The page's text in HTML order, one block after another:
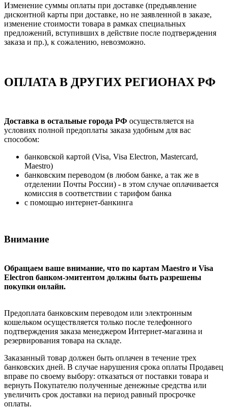
Изменение суммы оплаты при доставке (предъявление
дисконтной карты при доставке, но не заявленной в заказе,
изменение стоимости товара в рамках специальных
предложений, вступивших в действие после подтверждения
заказа и пр.), к сожалению, невозможно.
ОПЛАТА В ДРУГИХ РЕГИОНАХ РФ
Доставка в остальные города РФ осуществляется на
условиях полной предоплаты заказа удобным для вас
способом:
банковской картой (Visa, Visa Electron, Mastercard,
Maestro)
банковским переводом (в любом банке, а так же в
отделении Почты России) - в этом случае оплачивается
комиссия в соответствии с тарифом банка
с помощью интернет-банкинга
Внимание
Обращаем ваше внимание, что по картам Maestro и Visa
Electron банком-эмитентом должны быть разрешены
покупки онлайн.
Предоплата банковским переводом или электронным
кошельком осуществляется только после телефонного
подтверждения заказа менеджером Интернет-магазина и
резервирования товара на складе.
Заказанный товар должен быть оплачен в течение трех
банковских дней. В случае нарушения срока оплаты Продавец
вправе по своему выбору: отказаться от поставки товара и
вернуть Покупателю полученные денежные средства или
увеличить срок доставки на период равный просрочке
оплаты.